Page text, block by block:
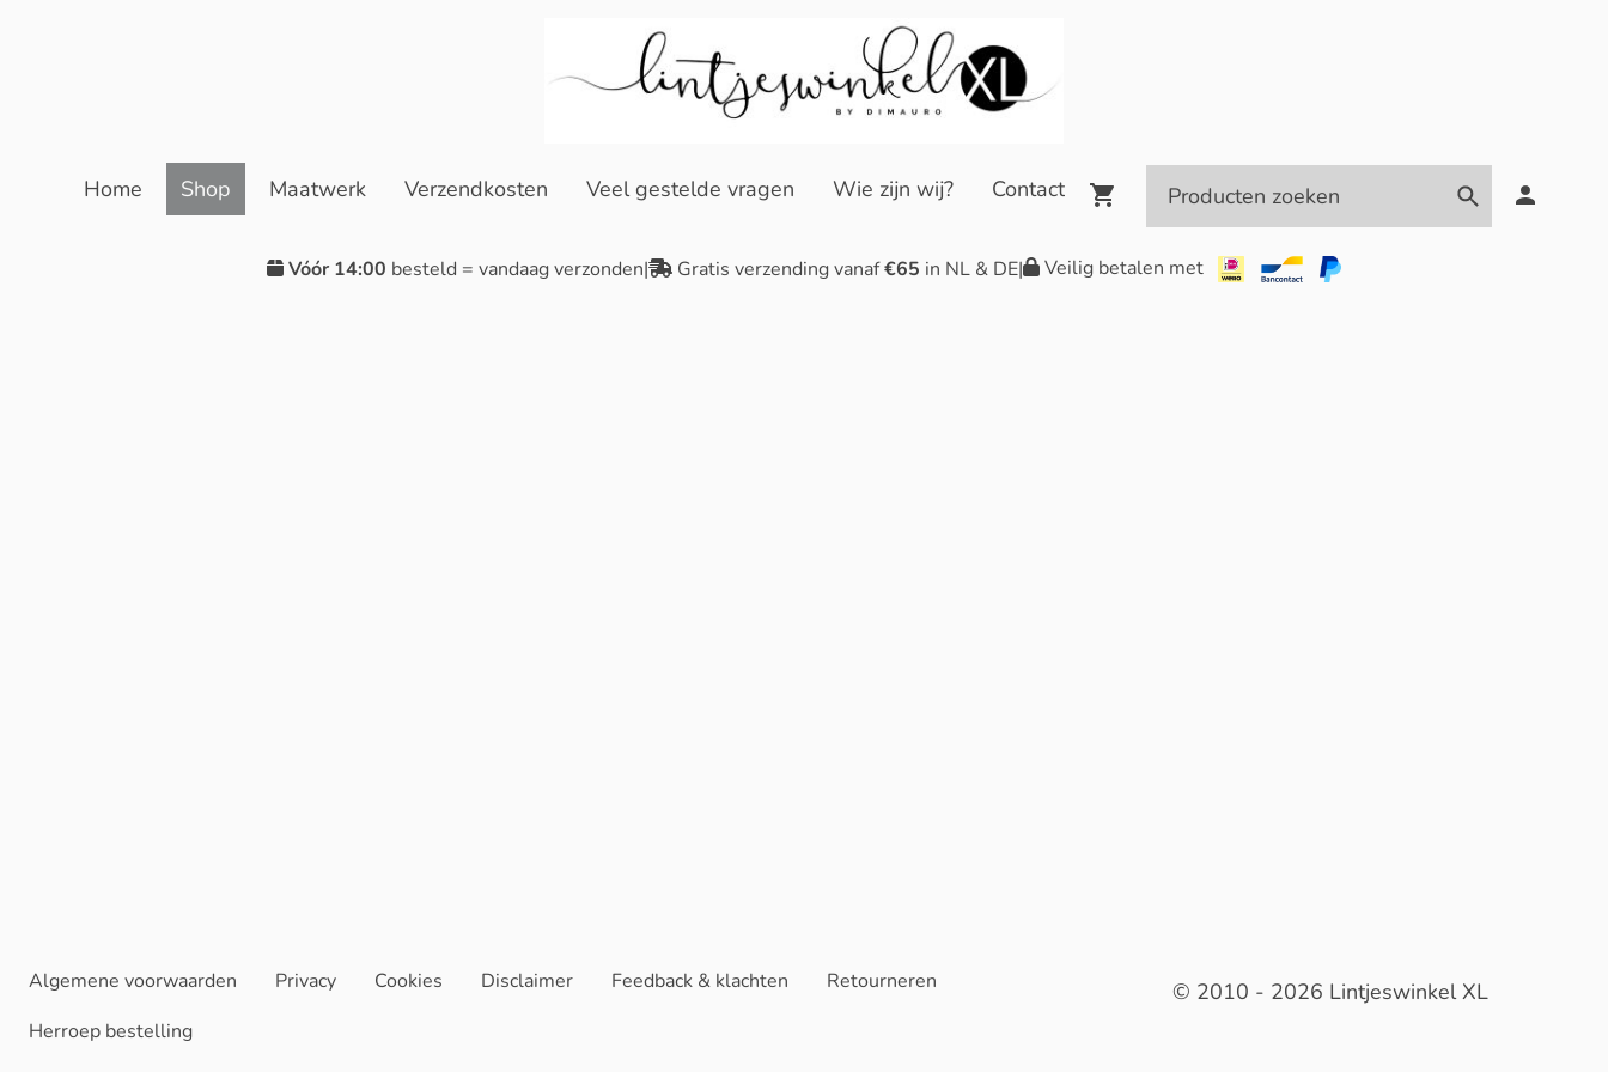
Home Shop Maatwerk Verzendkosten Veel gestelde vragen Wie zijn wij? Contact
Vóór 14:00 besteld = vandaag verzonden| Gratis verzending vanaf€65 in NL & DE| Veilig betalen met
Algemene voorwaarden Privacy Cookies Disclaimer Feedback & klachten
Retourneren
Herroep bestelling
© 2010 - 2026 Lintjeswinkel XL